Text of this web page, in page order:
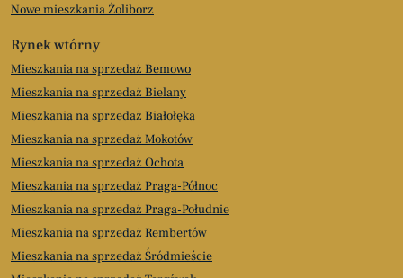
Nowe mieszkania Żoliborz
Rynek wtórny
Mieszkania na sprzedaż Bemowo
Mieszkania na sprzedaż Bielany
Mieszkania na sprzedaż Białołęka
Mieszkania na sprzedaż Mokotów
Mieszkania na sprzedaż Ochota
Mieszkania na sprzedaż Praga-Północ
Mieszkania na sprzedaż Praga-Południe
Mieszkania na sprzedaż Rembertów
Mieszkania na sprzedaż Śródmieście